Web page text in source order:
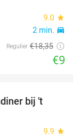
9.0 star
2 min. directions_car
Regulier €18,35
€9
35%
bij 't
9.9 star